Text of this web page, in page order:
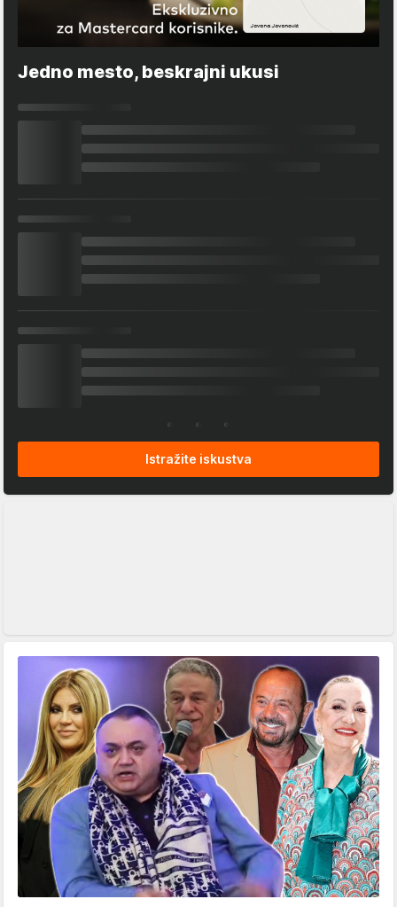
Jedno mesto, beskrajni ukusi
Istražite iskustva